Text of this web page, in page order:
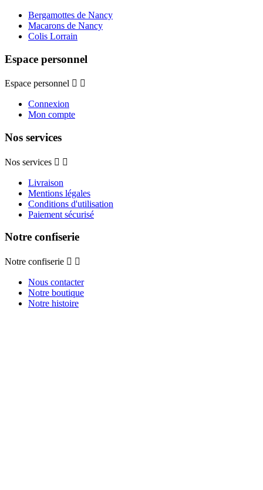
Bergamottes de Nancy
Macarons de Nancy
Colis Lorrain
Espace personnel
Espace personnel  
Connexion
Mon compte
Nos services
Nos services  
Livraison
Mentions légales
Conditions d'utilisation
Paiement sécurisé
Notre confiserie
Notre confiserie  
Nous contacter
Notre boutique
Notre histoire